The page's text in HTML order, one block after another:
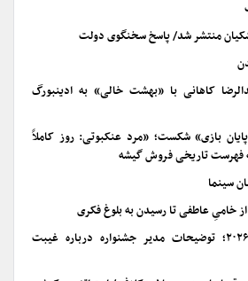
منتشر شد/ پاسخ سخنگوی دولت
کاهانی با «بهشت خالی» به ادینبورگ
پایان بازی» شکست؛ «مرد عنکبوتی: روز کاملاً
فهرست تاریخی فروش گیشه
سینما
خامیِ عاطفی تا رسیدن به بلوغ فکری
فستیوال فیلم ونیز ۲۰۲۶؛ توضیحات مدیر جشنواره درباره غیبت